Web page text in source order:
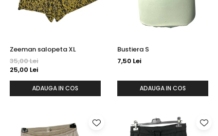
Zeeman salopeta XL
35,00 Lei
25,00 Lei
ADAUGA IN COS
Bustiera S
7,50 Lei
ADAUGA IN COS